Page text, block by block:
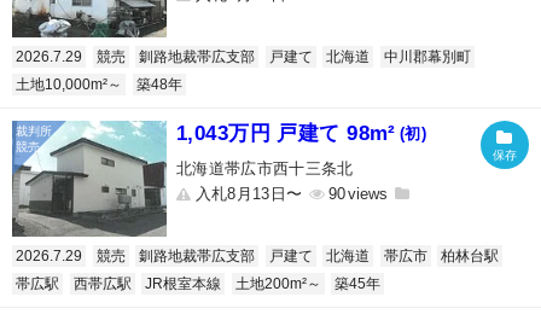
2026.7.29 競売 釧路地裁帯広支部 戸建て 北海道
中川郡幕別町
土地10,000m²～
築48年
1,043万円 戸建て 98m² (初)
北海道帯広市西十三条北
入札8月13日〜
90
2026.7.29 競売 釧路地裁帯広支部 戸建て 北海道 帯広市
柏林台駅
帯広駅
西帯広駅 JR根室本線 土地200m²～ 築45年